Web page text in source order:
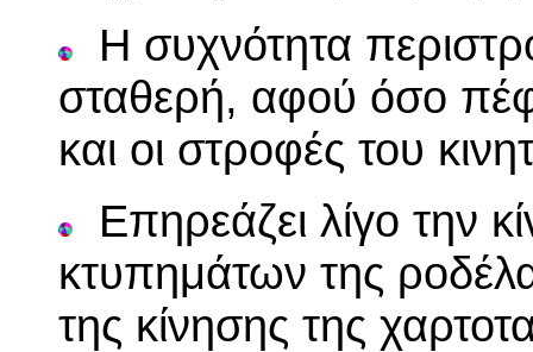
Η συχνότητα
σταθερή, αφού όσο
και οι στροφές του
Επηρεάζει λίγο την
κτυπημάτων της
της κίνησης της